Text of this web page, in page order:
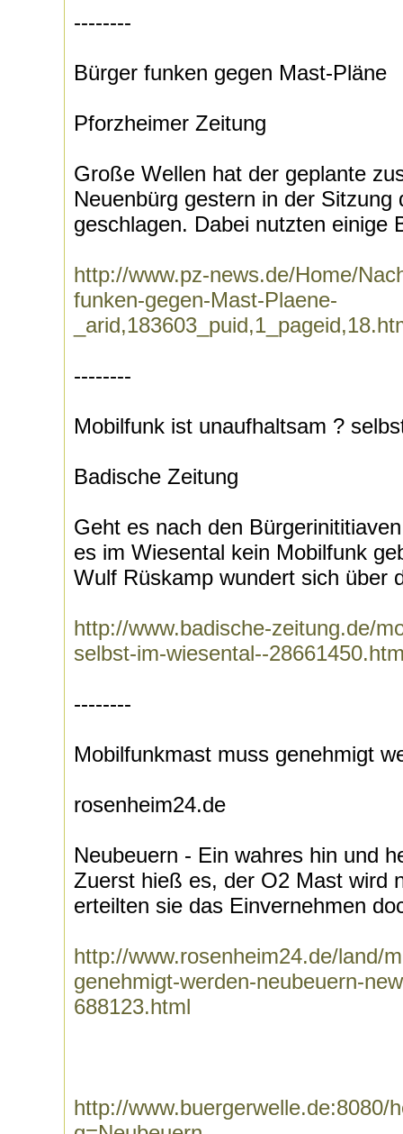
--------
Bürger funken gegen Mast-Pläne
Pforzheimer Zeitung
Große Wellen hat der geplante
Neuenbürg gestern in der Sitzung
geschlagen. Dabei nutzten einige
http://www.pz-news.de/Home/
funken-gegen-Mast-Plaene-
--------
Mobilfunk ist unaufhaltsam ?
Badische Zeitung
Geht es nach den
es im Wiesental kein Mobilfunk
Wulf Rüskamp wundert sich über
http://www.badische-zeitung.de/
selbst-im-wiesental--
--------
Mobilfunkmast muss genehmigt
rosenheim24.de
Neubeuern - Ein wahres hin und
Zuerst hieß es, der O2 Mast wird
erteilten sie das Einvernehmen
http://www.rosenheim24.de/land/
genehmigt-werden-neubeuern-
688123.html
http://www.buergerwelle.de:8080/